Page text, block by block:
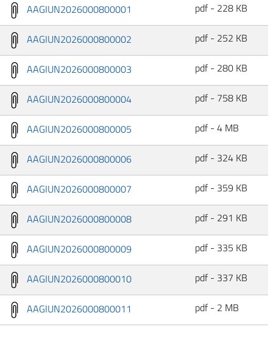
AAGIUN2026000800001 pdf - 228 KB
AAGIUN2026000800002 pdf - 252 KB
AAGIUN2026000800003 pdf - 280 KB
AAGIUN2026000800004 pdf - 758 KB
AAGIUN2026000800005 pdf - 4 MB
AAGIUN2026000800006 pdf - 324 KB
AAGIUN2026000800007 pdf - 359 KB
AAGIUN2026000800008 pdf - 291 KB
AAGIUN2026000800009 pdf - 335 KB
AAGIUN2026000800010 pdf - 337 KB
AAGIUN2026000800011 pdf - 2 MB